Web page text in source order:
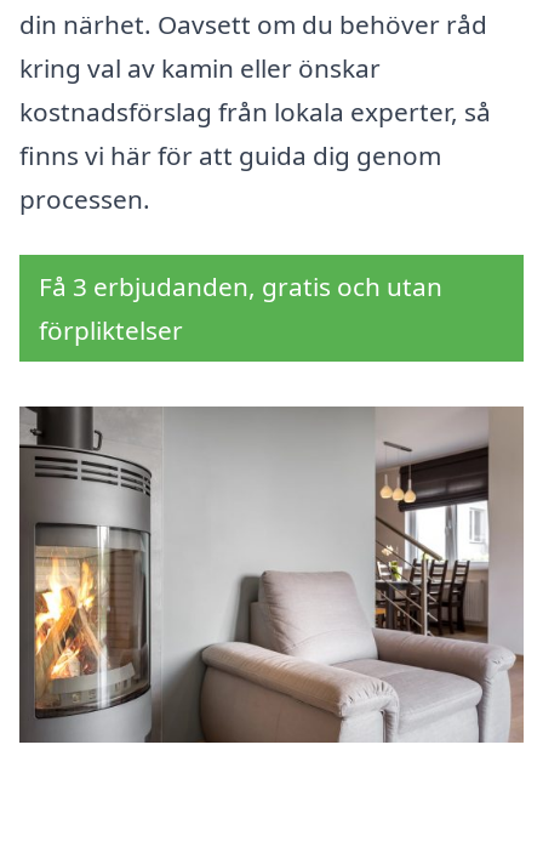
din närhet. Oavsett om du behöver råd
kring val av kamin eller önskar
kostnadsförslag från lokala experter, så
finns vi här för att guida dig genom
processen.
Få 3 erbjudanden, gratis och utan
förpliktelser